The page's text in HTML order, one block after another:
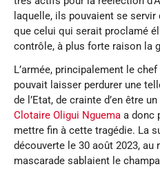
laquelle, ils pouvaient se servir
que celui qui serait proclamé
contrôle, à plus forte raison la
L’armée, principalement le
pouvait laisser perdurer une
de l’Etat, de crainte d’en être
Clotaire Oligui Nguema a donc
mettre fin à cette tragédie. La
découverte le 30 août 2023,
mascarade sablaient le